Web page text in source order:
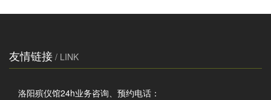
友情链接 / LINK
洛阳殡仪馆24h业务咨询、预约电话：